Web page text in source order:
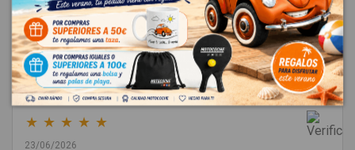
Dejar una reseña
★ ★ ★ ★ ★
23/06/2026